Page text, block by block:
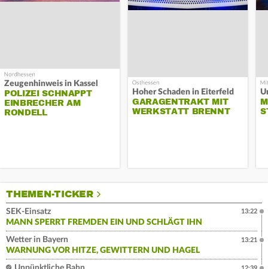
Zeugenhinweis in Kassel
POLIZEI SCHNAPPT
EINBRECHER AM
RONDELL
Hoher Schaden in Eiterfeld
GARAGENTRAKT MIT
WERKSTATT BRENNT
THEMEN-TICKER
SEK-Einsatz
MANN SPERRT FREMDEN EIN UND SCHLÄGT IHN
13:22
Wetter in Bayern
WARNUNG VOR HITZE, GEWITTERN UND HAGEL
13:21